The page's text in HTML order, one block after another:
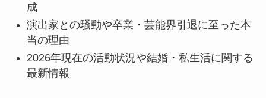
成
演出家との騒動や卒業・芸能界引退に至った本
当の理由
2026年現在の活動状況や結婚・私生活に関する
最新情報